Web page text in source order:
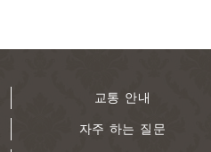
교통 안내
자주 하는 질문